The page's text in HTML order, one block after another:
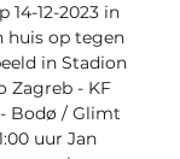
12-2023 in
huis op tegen
in Stadion
Zagreb - KF
Bodø / Glimt
uur Jan